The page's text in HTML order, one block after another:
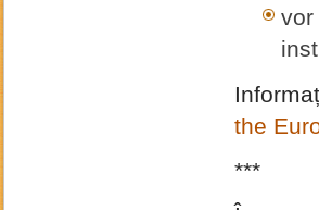
the
***